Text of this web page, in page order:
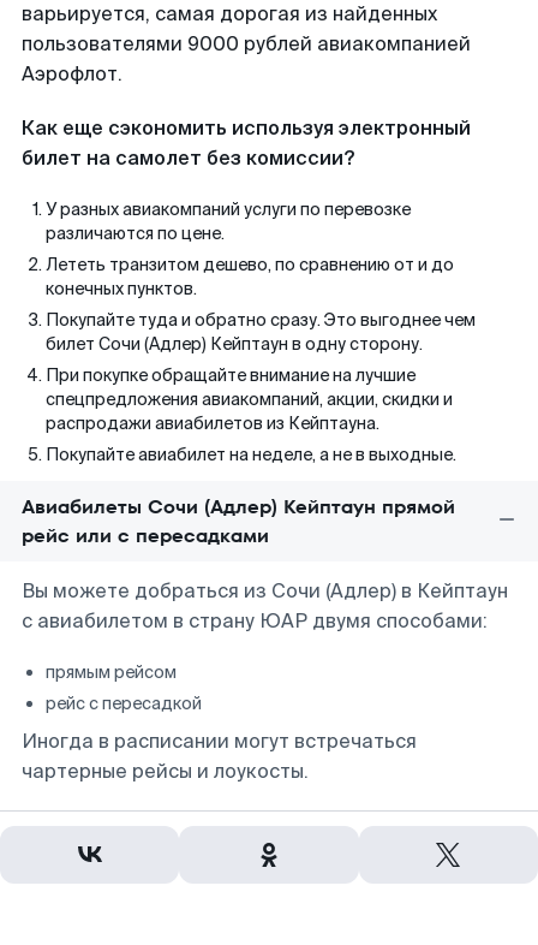
варьируется, самая дорогая из найденных
пользователями 9000 рублей авиакомпанией
Аэрофлот.
Как еще сэкономить используя электронный
билет на самолет без комиссии?
У разных авиакомпаний услуги по перевозке
различаются по цене.
Лететь транзитом дешево, по сравнению от и до
конечных пунктов.
Покупайте туда и обратно сразу. Это выгоднее чем
билет Сочи (Адлер) Кейптаун в одну сторону.
При покупке обращайте внимание на лучшие
спецпредложения авиакомпаний, акции, скидки и
распродажи авиабилетов из Кейптауна.
Покупайте авиабилет на неделе, а не в выходные.
Авиабилеты Сочи (Адлер) Кейптаун прямой
рейс или с пересадками
Вы можете добраться из Сочи (Адлер) в Кейптаун
с авиабилетом в страну ЮАР двумя способами:
прямым рейсом
рейс с пересадкой
Иногда в расписании могут встречаться
чартерные рейсы и лоукосты.